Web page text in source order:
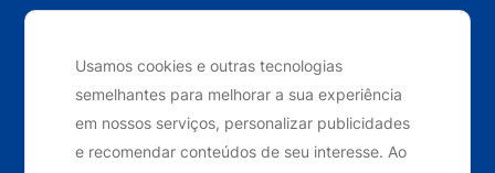
Usamos cookies e outras tecnologias
semelhantes para melhorar a sua experiência
em nossos serviços, personalizar publicidades
e recomendar conteúdos de seu interesse. Ao
reservados. 2024
Desenvolvido por Elo Ideias